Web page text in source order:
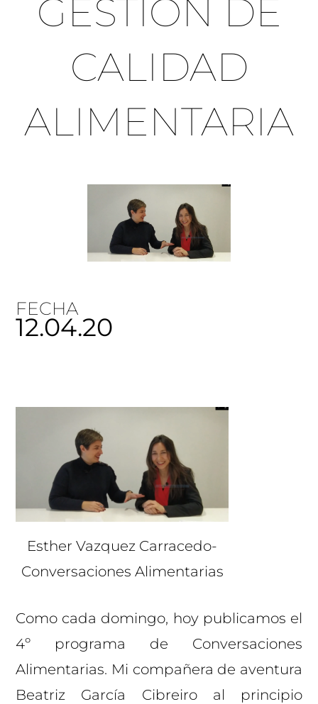
GESTIÓN DE
CALIDAD
ALIMENTARIA
FECHA
12.04.20
Esther Vazquez Carracedo-
Conversaciones Alimentarias
Como cada domingo, hoy publicamos el
4º programa de Conversaciones
Alimentarias. Mi compañera de aventura
Beatriz García Cibreiro al principio